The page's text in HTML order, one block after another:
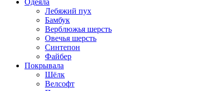
Одеяла
Лебяжий пух
Бамбук
Верблюжья шерсть
Овечья шерсть
Синтепон
Файбер
Покрывала
Шёлк
Велсофт